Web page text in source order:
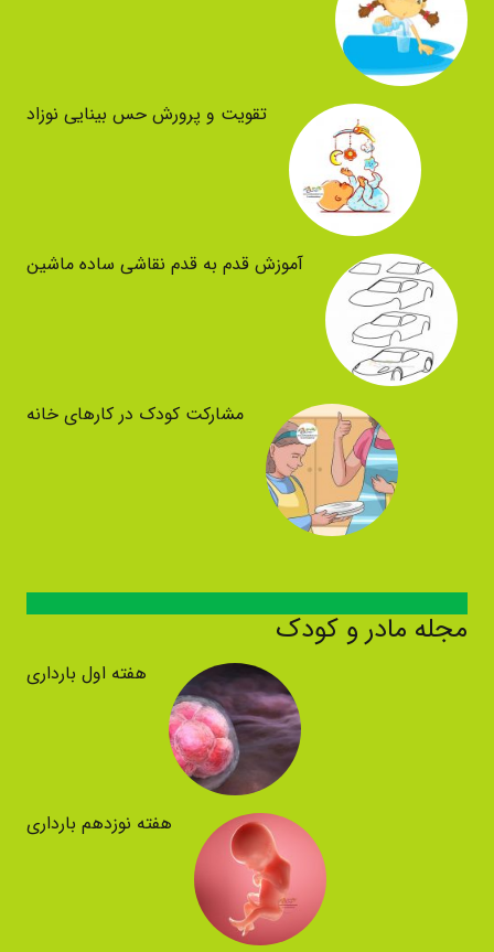
تقویت و پرورش حس بینایی نوزاد
آموزش قدم به قدم نقاشی ساده ماشین
مشارکت کودک در کارهای خانه
مجله مادر و کودک
هفته اول بارداری
هفته نوزدهم بارداری